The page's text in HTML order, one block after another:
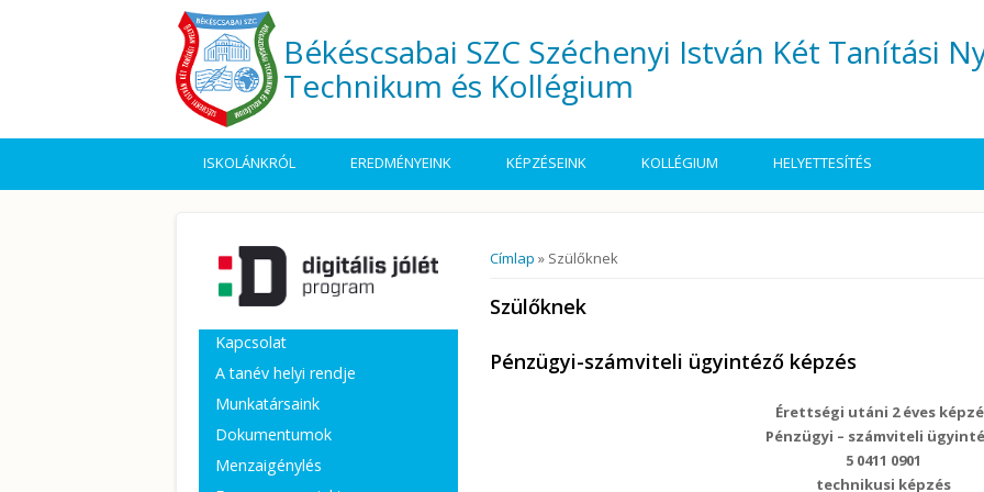
Békéscsabai SZC Széchenyi István Két Tanítási
Technikum és Kollégium
ISKOLÁNKRÓL EREDMÉNYEINK KÉPZÉSEINK KOLLÉGIUM HELYETTESÍTÉS
Jelenlegi hely
Címlap » Szülőknek
Szülőknek
Pénzügyi-számviteli ügyintéző képzés
Érettségi utáni 2 éves
Pénzügyi – számviteli
5 0411 0901
technikusi képzés
Kapcsolat
A tanév helyi rendje
Munkatársaink
Dokumentumok
Menzaigénylés